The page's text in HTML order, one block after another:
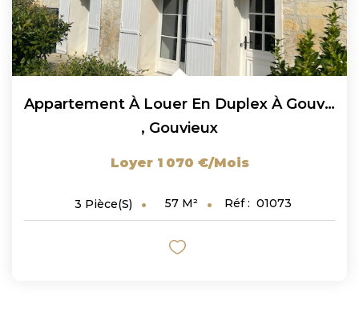
Appartement À Louer En Duplex À Gouvieux 3 Pièces 57 M² LOI...
, Gouvieux
Loyer 1 070 €/mois
3 Pièce(s) 57 M² Réf : 01073